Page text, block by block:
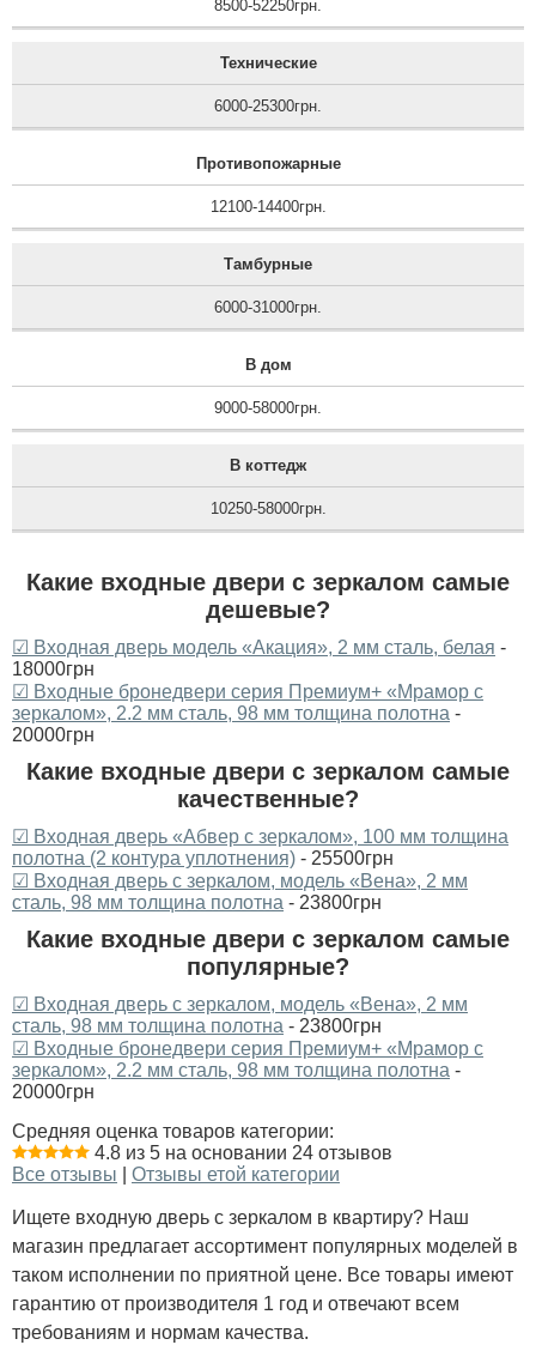
8500-52250грн.
Технические
6000-25300грн.
Противопожарные
12100-14400грн.
Тамбурные
6000-31000грн.
В дом
9000-58000грн.
В коттедж
10250-58000грн.
Какие входные двери с зеркалом самые
дешевые?
☑ Входная дверь модель «Акация», 2 мм сталь, белая -
18000грн
☑ Входные бронедвери серия Премиум+ «Мрамор с
зеркалом», 2.2 мм сталь, 98 мм толщина полотна -
20000грн
Какие входные двери с зеркалом самые
качественные?
☑ Входная дверь «Абвер с зеркалом», 100 мм толщина
полотна (2 контура уплотнения) - 25500грн
☑ Входная дверь с зеркалом, модель «Вена», 2 мм
сталь, 98 мм толщина полотна - 23800грн
Какие входные двери с зеркалом самые
популярные?
☑ Входная дверь с зеркалом, модель «Вена», 2 мм
сталь, 98 мм толщина полотна - 23800грн
☑ Входные бронедвери серия Премиум+ «Мрамор с
зеркалом», 2.2 мм сталь, 98 мм толщина полотна -
20000грн
Средняя оценка товаров категории:
4.8 из 5 на основании 24 отзывов
Все отзывы
Отзывы етой категории
Ищете входную дверь с зеркалом в квартиру? Наш
магазин предлагает ассортимент популярных моделей в
таком исполнении по приятной цене. Все товары имеют
гарантию от производителя 1 год и отвечают всем
требованиям и нормам качества.